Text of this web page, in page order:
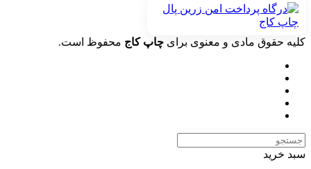
کلیه حقوق مادی و معنوی برای چاپ کاج محفوظ است.
سبد خرید